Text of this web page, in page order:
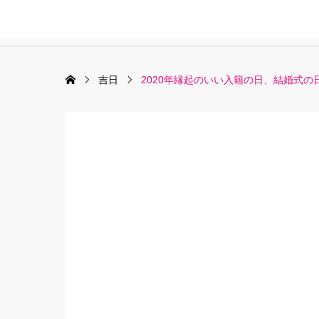
吉日 2020年縁起のいい入籍の日、結婚式の